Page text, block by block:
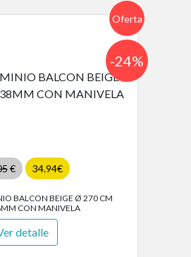
Oferta
€ 34.94€
-24%
BALCON BEIGE Ø 270 CM
CON MANIVELA
detalle